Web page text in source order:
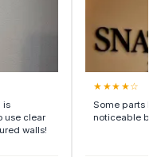
is
use clear
walls!
★ ★★ ★☆
Some parts
noticeable but